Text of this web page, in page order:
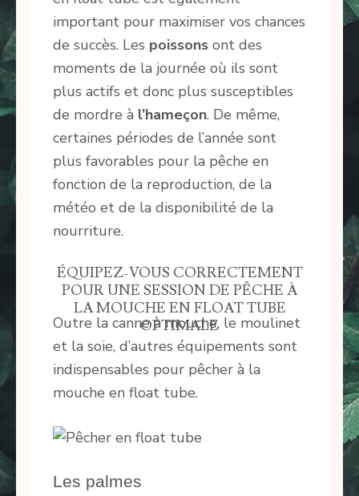
important pour maximiser vos chances
de succès. Les poissons ont des
moments de la journée où ils sont
plus actifs et donc plus susceptibles
de mordre à l’hameçon. De même,
certaines périodes de l’année sont
plus favorables pour la pêche en
fonction de la reproduction, de la
météo et de la disponibilité de la
nourriture.
ÉQUIPEZ-VOUS CORRECTEMENT
POUR UNE SESSION DE PÊCHE À
LA MOUCHE EN FLOAT TUBE
OPTIMALE
Outre la canne à mouche, le moulinet
et la soie, d’autres équipements sont
indispensables pour pêcher à la
mouche en float tube.
Les palmes